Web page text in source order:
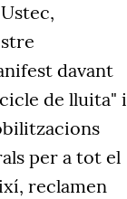
davant
de lluita" i
per a tot el
reclamen